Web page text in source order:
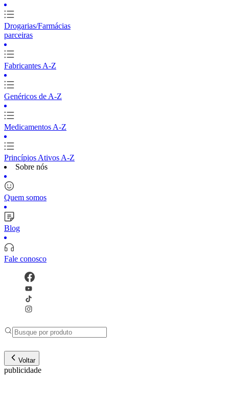
Drogarias/Farmácias
parceiras
Fabricantes A-Z
Genéricos de A-Z
Medicamentos A-Z
Princípios Ativos A-Z
Sobre nós
Quem somos
Blog
Fale conosco
Voltar
publicidade